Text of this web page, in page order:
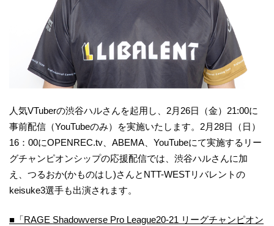
人気VTuberの渋谷ハルさんを起用し、2月26日（金）21:00に
事前配信（YouTubeのみ）を実施いたします。2月28日（日）
16：00にOPENREC.tv、ABEMA、YouTubeにて実施するリー
グチャンピオンシップの応援配信では、渋谷ハルさんに加
え、つるおか(かものはし)さんとNTT-WESTリバレントの
keisuke3選手も出演されます。
■「RAGE Shadowverse Pro League20-21 リーグチャンピオン